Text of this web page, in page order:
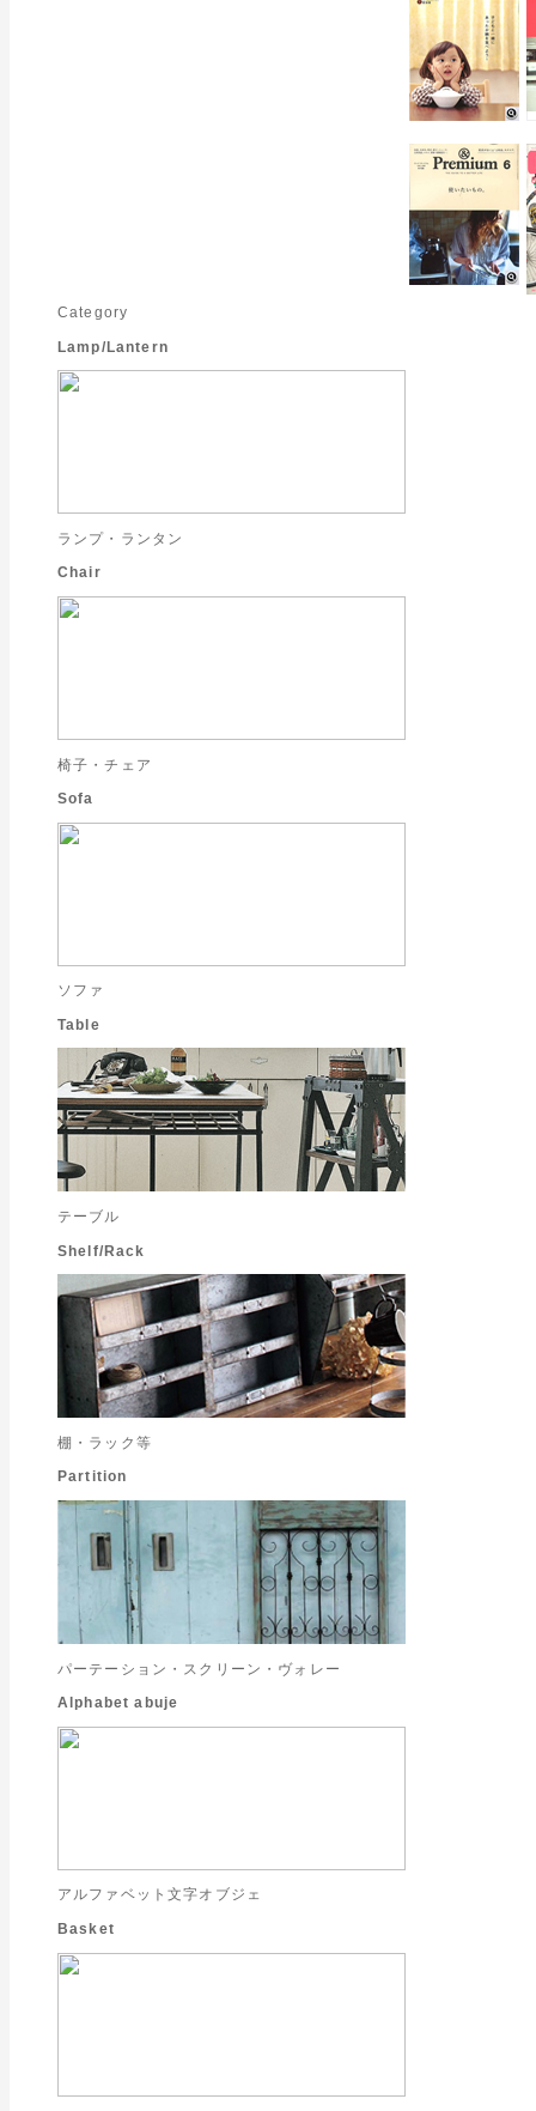
Category
Lamp/Lantern
ランプ・ランタン
Chair
椅子・チェア
Sofa
ソファ
Table
テーブル
Shelf/Rack
棚・ラック等
Partition
パーテーション・スクリーン・ヴォレー
Alphabet abuje
アルファベット文字オブジェ
Basket